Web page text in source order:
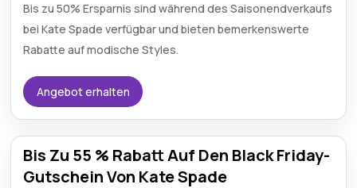
Bis zu 50% Ersparnis sind während des Saisonendverkaufs
bei Kate Spade verfügbar und bieten bemerkenswerte
Rabatte auf modische Styles.
Angebot erhalten
Bis Zu 55 % Rabatt Auf Den Black Friday-
Gutschein Von Kate Spade